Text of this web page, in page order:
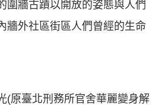
圍牆古蹟以開放的姿態與人們
牆外社區街區人們曾經的生命
(原臺北刑務所官舍華麗變身解